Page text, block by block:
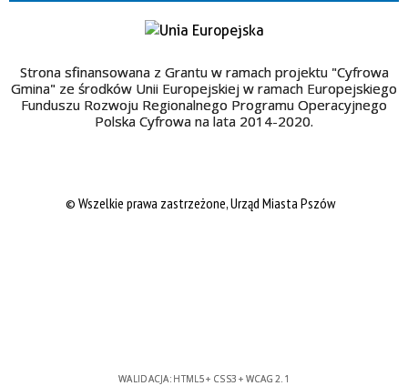
Strona sfinansowana z Grantu w ramach projektu "Cyfrowa
Gmina" ze środków Unii Europejskiej w ramach Europejskiego
Funduszu Rozwoju Regionalnego Programu Operacyjnego
Polska Cyfrowa na lata 2014-2020.
© Wszelkie prawa zastrzeżone, Urząd Miasta Pszów
WALIDACJA: HTML5+ CSS3 + WCAG 2.1